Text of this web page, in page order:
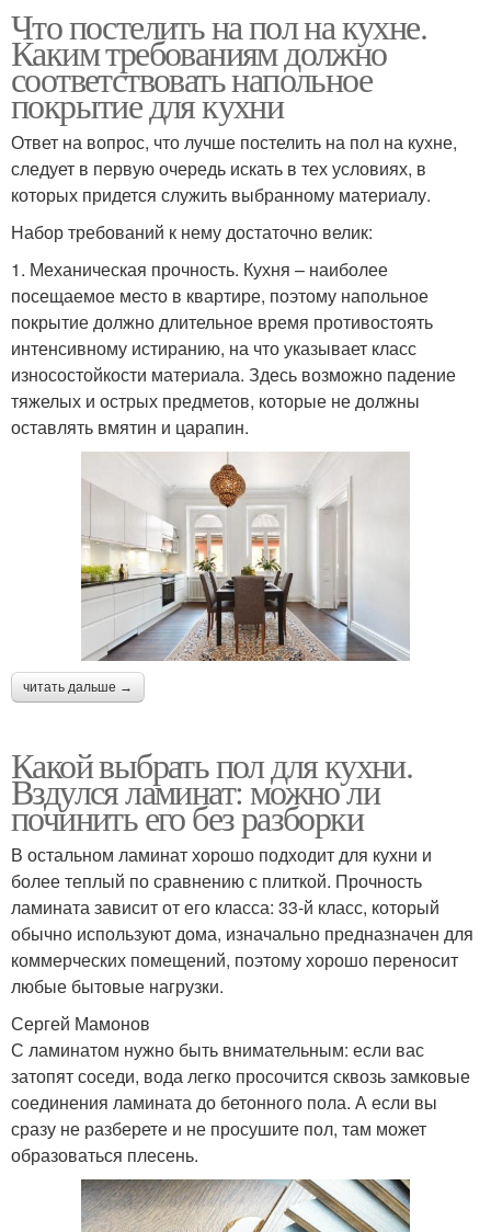
Что постелить на пол на кухне.
Каким требованиям должно
соответствовать напольное
покрытие для кухни
Ответ на вопрос, что лучше постелить на пол на кухне,
следует в первую очередь искать в тех условиях, в
которых придется служить выбранному материалу.
Набор требований к нему достаточно велик:
1. Механическая прочность. Кухня – наиболее
посещаемое место в квартире, поэтому напольное
покрытие должно длительное время противостоять
интенсивному истиранию, на что указывает класс
износостойкости материала. Здесь возможно падение
тяжелых и острых предметов, которые не должны
оставлять вмятин и царапин.
читать дальше →
Какой выбрать пол для кухни.
Вздулся ламинат: можно ли
починить его без разборки
В остальном ламинат хорошо подходит для кухни и
более теплый по сравнению с плиткой. Прочность
ламината зависит от его класса: 33-й класс, который
обычно используют дома, изначально предназначен для
коммерческих помещений, поэтому хорошо переносит
любые бытовые нагрузки.
Сергей Мамонов
С ламинатом нужно быть внимательным: если вас
затопят соседи, вода легко просочится сквозь замковые
соединения ламината до бетонного пола. А если вы
сразу не разберете и не просушите пол, там может
образоваться плесень.